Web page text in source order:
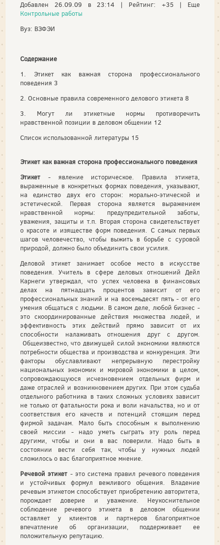
Добавлен 26.09.09 в 23:14 | Рейтинг: +35 | Еще
Контрольные работы
Вуз: ВЗФЭИ
Содержание
1. Этикет как важная сторона профессионального
поведения 3
2. Основные правила современного делового этикета 8
3. Могут ли этикетные нормы противоречить
нравственной позиции в деловом общении 12
Список использованной литературы 15
Этикет как важная сторона профессионального поведения
Этикет - явление историческое. Правила этикета,
выраженные в конкретных формах поведения, указывают,
на единство двух его сторон: морально-этической и
эстетической. Первая сторона является выражением
нравственной нормы: предупредительной заботы,
уважения, защиты и т.п. Вторая сторона свидетельствует
о красоте и изяществе форм поведения. С самых первых
шагов человечество, чтобы выжить в борьбе с суровой
природой, должно было объединить свои усилия.
Деловой этикет занимает особое место в искусстве
поведения. Учитель в сфере деловых отношений Дейл
Карнеги утверждал, что успех человека в финансовых
делах на пятнадцать процентов зависит от его
профессиональных знаний и на восемьдесят пять - от его
умения общаться с людьми. В самом деле, любой бизнес -
это скоординированные действия множества людей, и
эффективность этих действий прямо зависит от их
способности налаживать отношения друг с другом.
Общеизвестно, что движущей силой экономики являются
потребности общества и производства и конкуренция. Эти
факторы обуславливают непрерывную перестройку
национальных экономик и мировой экономики в целом,
сопровождающуюся исчезновением отдельных фирм и
даже отраслей и возникновением других. При этом судьба
отдельного работника в таких сложных условиях зависит
не только от фатальности рока и воли начальства, но и от
соответствия его качеств и потенций стоящим перед
фирмой задачам. Мало быть способным к выполнению
своей миссии - надо уметь сыграть эту роль перед
другими, чтобы и они в вас поверили. Надо быть в
состоянии вести себя так, чтобы у нужных людей
сложилось о вас благоприятное мнение.
Речевой этикет - это система правил речевого поведения
и устойчивых формул вежливого общения. Владение
речевым этикетом способствует приобретению авторитета,
порождает доверие и уважение. Неукоснительное
соблюдение речевого этикета в деловом общении
оставляет у клиентов и партнеров благоприятное
впечатление об организации, поддерживает ее
положительную репутацию.